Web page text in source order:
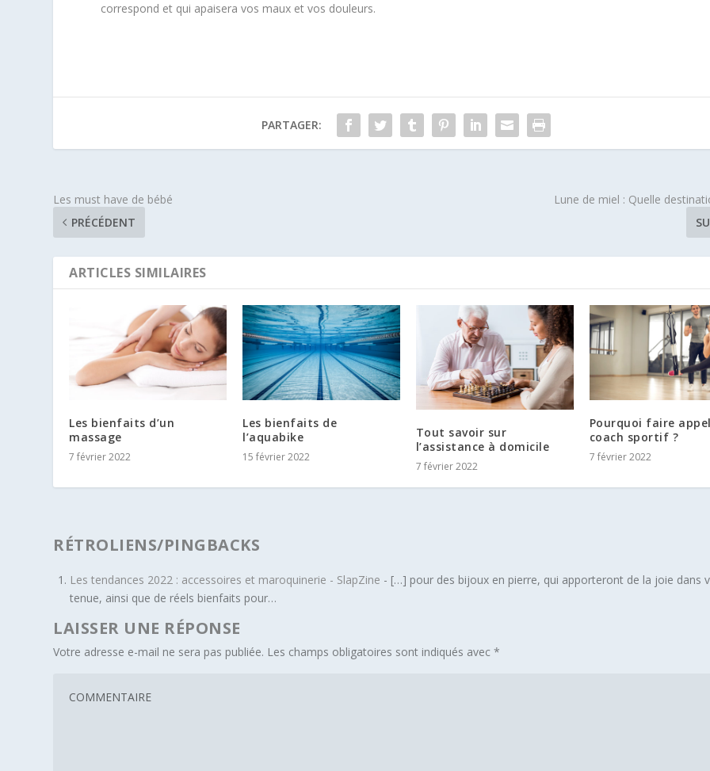
correspond et qui apaisera vos maux et vos douleurs.
PARTAGER:
Les must have de bébé
PRÉCÉDENT
Lune de miel : Quelle
ARTICLES SIMILAIRES
Les bienfaits d’un
massage
7 février 2022
Les bienfaits de
l’aquabike
15 février 2022
Tout savoir sur
l’assistance à domicile
7 février 2022
Pourquoi faire
coach sportif ?
7 février 2022
RÉTROLIENS/PINGBACKS
Les tendances 2022 : accessoires et maroquinerie - SlapZine - […] pour des bijoux en pierre, qui apporteront de la joie dans
tenue, ainsi que de réels bienfaits pour…
LAISSER UNE RÉPONSE
Votre adresse e-mail ne sera pas publiée. Les champs obligatoires sont indiqués avec*